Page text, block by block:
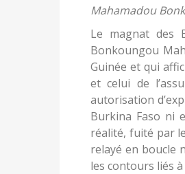
Mahamadou
Le magnat des
Bonkoungou
Guinée et qui
et celui de
autorisation
Burkina Faso ni
réalité, fuité par
relayé en boucle
les contours liés